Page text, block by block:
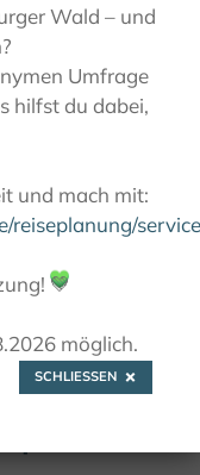
- Zu
STÄTTEN
Wald – und
Umfrage
hilfst du dabei,
und mach mit:
💚
möglich.
SCHLIESSEN